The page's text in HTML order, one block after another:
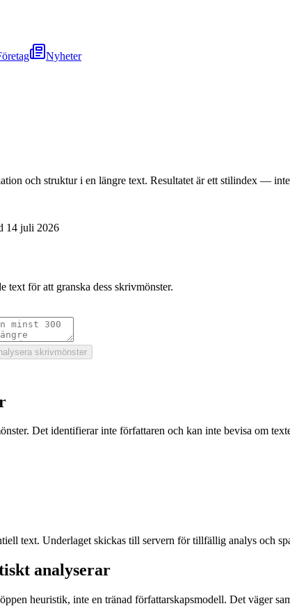
Nyheter
och struktur i en längre text. Resultatet är ett stilindex —
14 juli 2026
text för att granska dess skrivmönster.
skrivmönster
Det identifierar inte författaren och kan inte bevisa om
text. Underlaget skickas till servern för tillfällig analys och
analyserar
heuristik, inte en tränad författarskapsmodell. Det väger